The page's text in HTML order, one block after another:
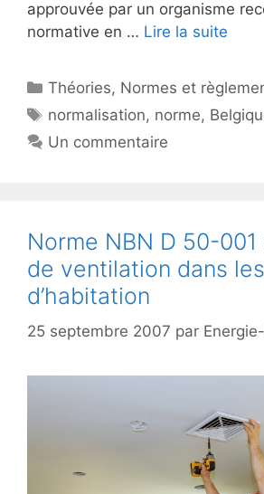
approuvée par un organisme
normative en … Lire la suite
Catégories
Théories, Normes et
Étiquettes
normalisation, norme,
Un commentaire
Norme NBN D 50-
de ventilation dans
d’habitation
25 septembre 2007 par